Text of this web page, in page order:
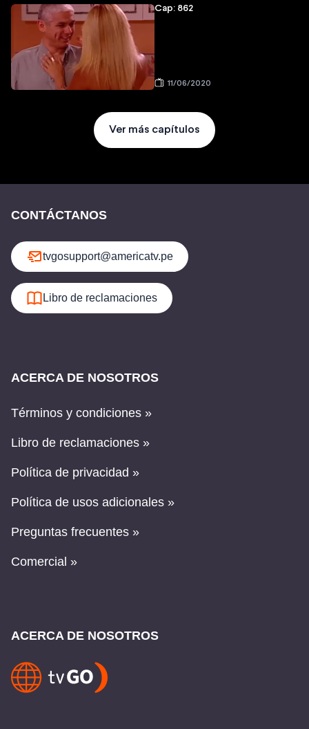
Cap: 862
11/06/2020
Ver más capítulos
CONTÁCTANOS
tvgosupport@americatv.pe
Libro de reclamaciones
ACERCA DE NOSOTROS
Términos y condiciones »
Libro de reclamaciones »
Política de privacidad »
Política de usos adicionales »
Preguntas frecuentes »
Comercial »
ACERCA DE NOSOTROS